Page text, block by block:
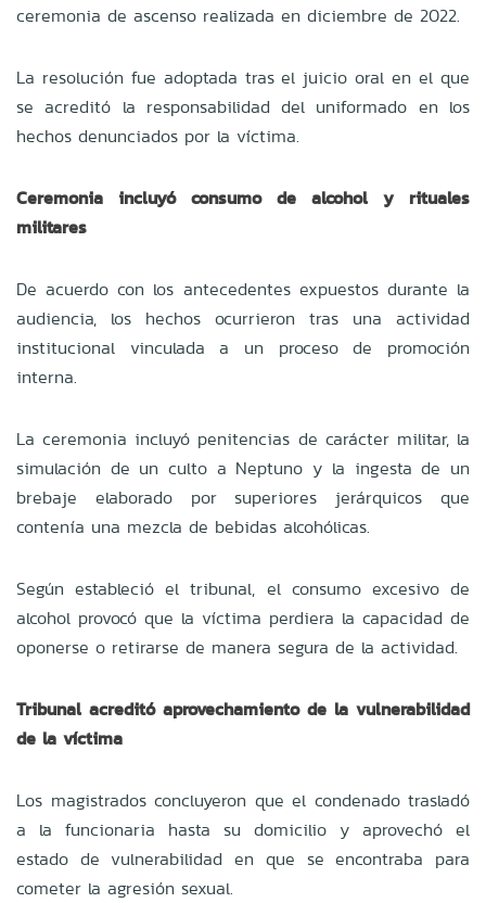
ceremonia de ascenso realizada en diciembre de 2022.
La resolución fue adoptada tras el juicio oral en el que
se acreditó la responsabilidad del uniformado en los
hechos denunciados por la víctima.
Ceremonia incluyó consumo de alcohol y rituales
militares
De acuerdo con los antecedentes expuestos durante la
audiencia, los hechos ocurrieron tras una actividad
institucional vinculada a un proceso de promoción
interna.
La ceremonia incluyó penitencias de carácter militar, la
simulación de un culto a Neptuno y la ingesta de un
brebaje elaborado por superiores jerárquicos que
contenía una mezcla de bebidas alcohólicas.
Según estableció el tribunal, el consumo excesivo de
alcohol provocó que la víctima perdiera la capacidad de
oponerse o retirarse de manera segura de la actividad.
Tribunal acreditó aprovechamiento de la vulnerabilidad
de la víctima
Los magistrados concluyeron que el condenado trasladó
a la funcionaria hasta su domicilio y aprovechó el
estado de vulnerabilidad en que se encontraba para
cometer la agresión sexual.